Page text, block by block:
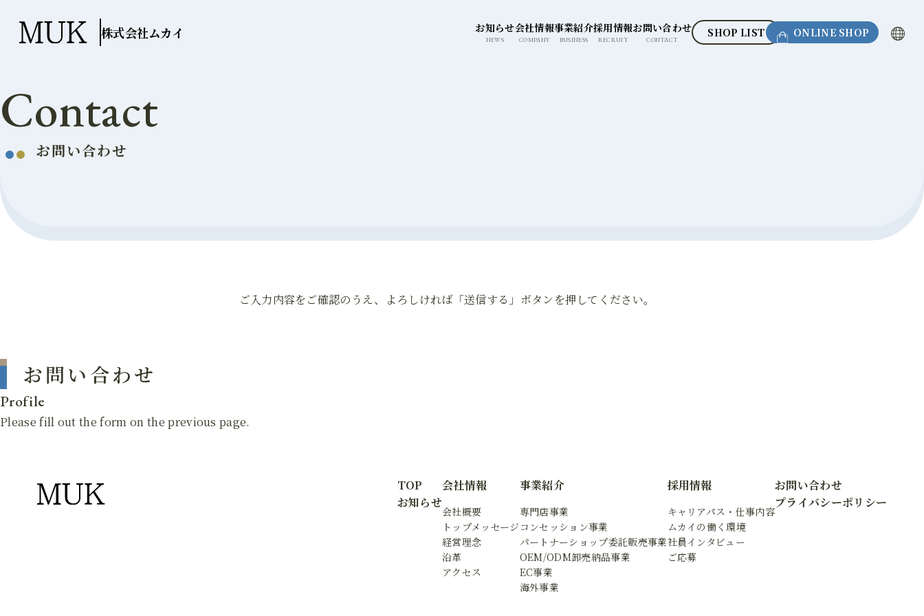
株式会社ムカイ お知らせ
NEWS
会社情報
COMPANY
事業紹介
BUSINESS
採用情報
RECRUIT
お問い合わせ
CONTACT
SHOP LIST ONLINE SHOP
Contact
お問い合わせ
ご入力内容をご確認のうえ、 よろしければ「送信する」ボタンを押してください。
お問い合わせ
Profile
Please fill out the form on the previous page.
TOP
お知らせ
会社情報
会社概要
トップメッセージ
経営理念
沿革
アクセス
事業紹介
専門店事業
コンセッション事業
パートナーショップ委託販売事業
OEM/ODM卸売納品事業
EC事業
海外事業
採用情報
キャリアパス・仕事内容
ムカイの働く環境
社員インタビュー
ご応募
お問い合わせ
プライバシーポリシー